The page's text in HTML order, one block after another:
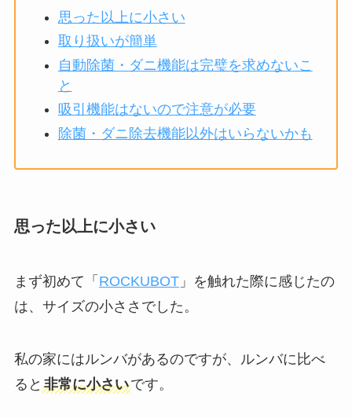
思った以上に小さい
取り扱いが簡単
自動除菌・ダニ機能は完璧を求めないこ
と
吸引機能はないので注意が必要
除菌・ダニ除去機能以外はいらないかも
思った以上に小さい
まず初めて「 ROCKUBOT」を触れた際に感じたの
は、サイズの小ささでした。
私の家にはルンバがあるのですが、ルンバに比べ
ると 非常に小さいです。